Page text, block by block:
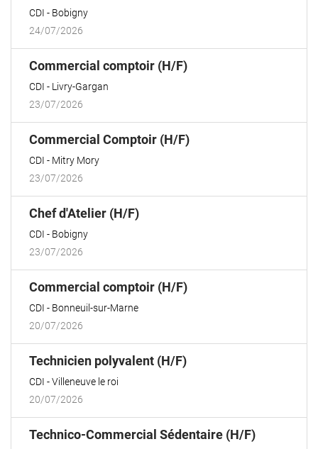
CDI
Bobigny
24/07/2026
Commercial comptoir (H/F)(Nouvelle
CDI
Livry-Gargan
23/07/2026
Commercial Comptoir (H/F)(Nouvelle
CDI
Mitry Mory
23/07/2026
Chef d'Atelier (H/F)(Nouvelle
CDI
Bobigny
23/07/2026
Commercial comptoir (H/F)(Nouvelle
CDI
Bonneuil-sur-Marne
20/07/2026
Technicien polyvalent (H/F)(Nouvelle
CDI
Villeneuve le roi
20/07/2026
Technico-Commercial Sédentaire (H/F)(Nouvelle